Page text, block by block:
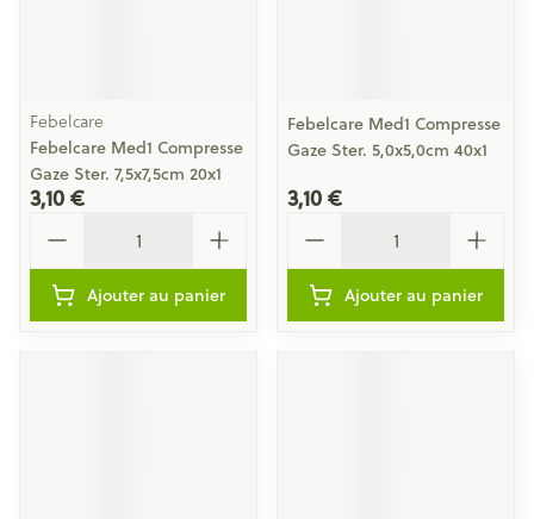
Febelcare
Febelcare Med1 Compresse
Gaze Ster. 7,5x7,5cm 20x1
3,10 €
Ajouter au panier
Febelcare Med1 Compresse
Gaze Ster. 5,0x5,0cm 40x1
3,10 €
Ajouter au panier